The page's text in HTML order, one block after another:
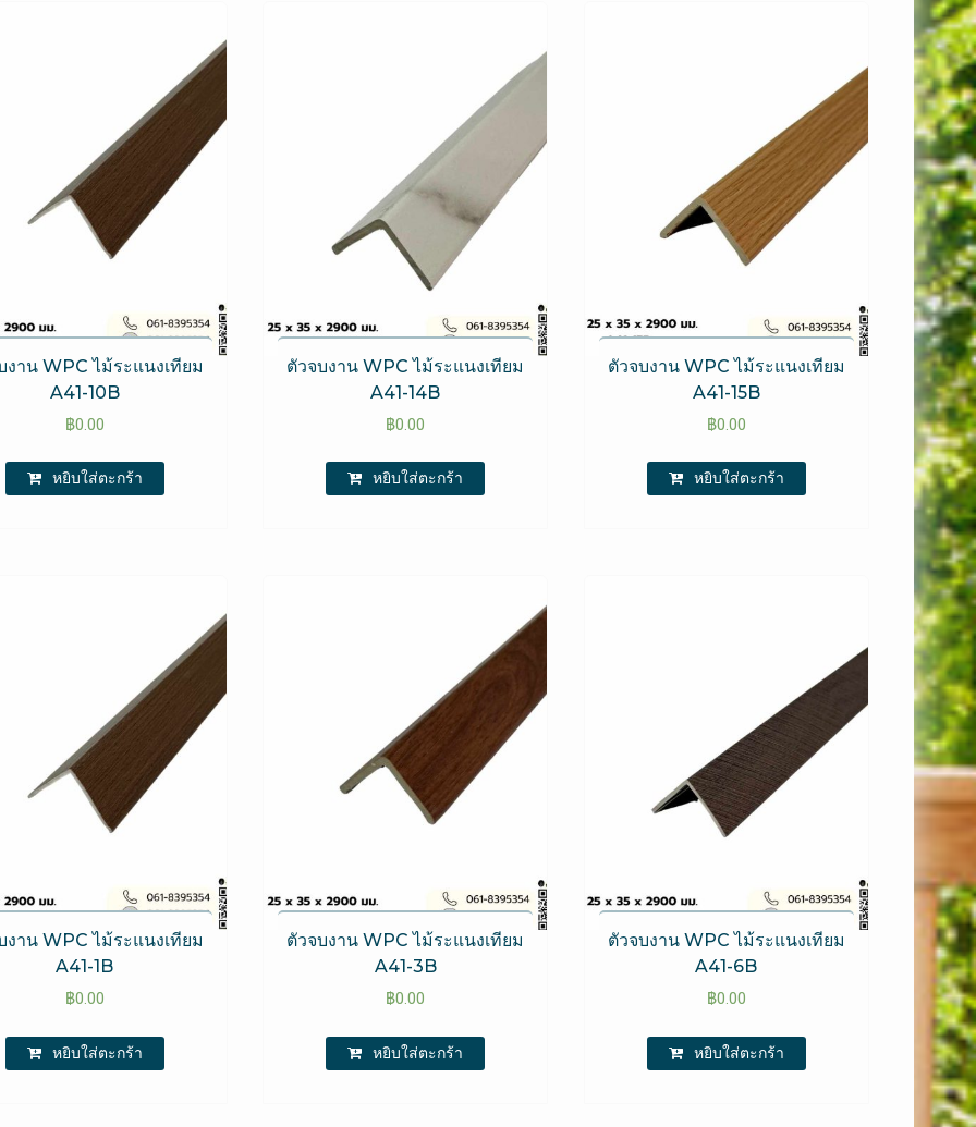
งาน WPC​ ไม้ระแนงเทียม
A41-10B
฿0.00
หยิบใส่ตะกร้า
ตัวจบงาน WPC​ ไม้ระแนงเทียม
A41-14B
฿0.00
หยิบใส่ตะกร้า
ตัวจบงาน WPC​ ไม้ระแนงเทียม
A41-15B
฿0.00
หยิบใส่ตะกร้า
งาน WPC​ ไม้ระแนงเทียม
A41-1B
฿0.00
หยิบใส่ตะกร้า
ตัวจบงาน WPC​ ไม้ระแนงเทียม
A41-3B
฿0.00
หยิบใส่ตะกร้า
ตัวจบงาน WPC​ ไม้ระแนงเทียม
A41-6B
฿0.00
หยิบใส่ตะกร้า